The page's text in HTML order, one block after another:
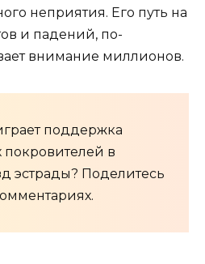
неприятия. Его путь на
и падений, по-
внимание миллионов.
поддержка
покровителей в
эстрады? Поделитесь